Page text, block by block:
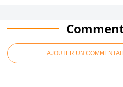
AJOUTER UN